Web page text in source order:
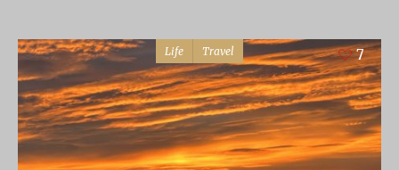
Life Travel 7